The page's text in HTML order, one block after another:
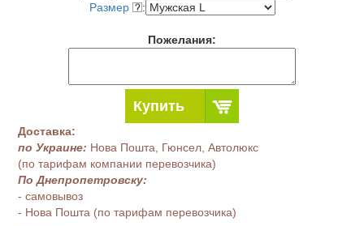
Размер
:
Пожелания:
Купить
Доставка:
по Украине: Нова Пошта, Гюнсел, Автолюкс
(по тарифам компании перевозчика)
По Днепропетровску:
- самовывоз
- Нова Пошта (по тарифам перевозчика)